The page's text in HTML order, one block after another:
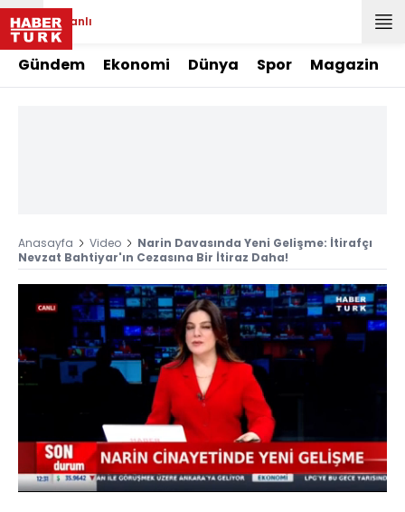
Canlı
Gündem Ekonomi Dünya Spor Magazin
Anasayfa Video
Narin Davasında Yeni Gelişme: İtirafçı
Nevzat Bahtiyar'ın Cezasına Bir İtiraz Daha!
Sesi
Aç
Yüklendi:
33.25%
Oynatma
Hızı